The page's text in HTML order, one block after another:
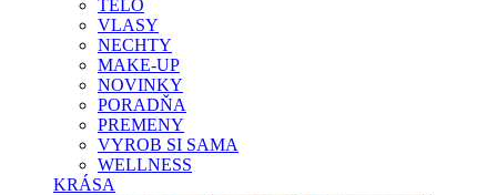
TELO
VLASY
NECHTY
MAKE-UP
NOVINKY
PORADŇA
PREMENY
VYROB SI SAMA
WELLNESS
KRÁSA